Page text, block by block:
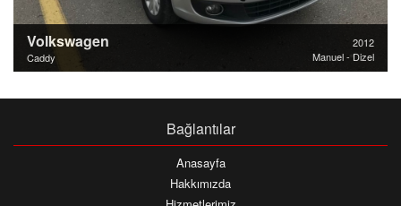
Volkswagen
Caddy
2012
Manuel - Dizel
Bağlantılar
Anasayfa
Hakkımızda